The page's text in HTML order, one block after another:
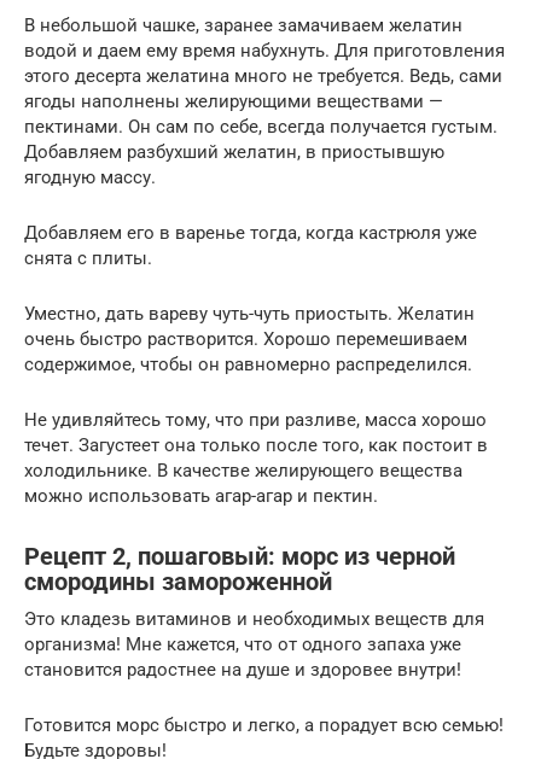
В небольшой чашке, заранее замачиваем желатин
водой и даем ему время набухнуть. Для приготовления
этого десерта желатина много не требуется. Ведь, сами
ягоды наполнены желирующими веществами —
пектинами. Он сам по себе, всегда получается густым.
Добавляем разбухший желатин, в приостывшую
ягодную массу.
Добавляем его в варенье тогда, когда кастрюля уже
снята с плиты.
Уместно, дать вареву чуть-чуть приостыть. Желатин
очень быстро растворится. Хорошо перемешиваем
содержимое, чтобы он равномерно распределился.
Не удивляйтесь тому, что при разливе, масса хорошо
течет. Загустеет она только после того, как постоит в
холодильнике. В качестве желирующего вещества
можно использовать агар-агар и пектин.
Рецепт 2, пошаговый: морс из черной
смородины замороженной
Это кладезь витаминов и необходимых веществ для
организма! Мне кажется, что от одного запаха уже
становится радостнее на душе и здоровее внутри!
Готовится морс быстро и легко, а порадует всю семью!
Будьте здоровы!